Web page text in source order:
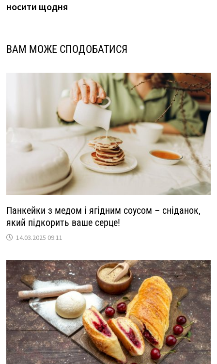
носити щодня
ВАМ МОЖЕ СПОДОБАТИСЯ
Панкейки з медом і ягідним соусом – сніданок,
який підкорить ваше серце!
14.03.2025 09:11